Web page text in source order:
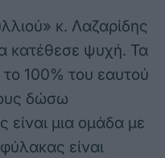
κ. Λαζαρίδης
κατέθεσε ψυχή. Τα
100% του εαυτού
δώσω
είναι μια ομάδα με
είναι